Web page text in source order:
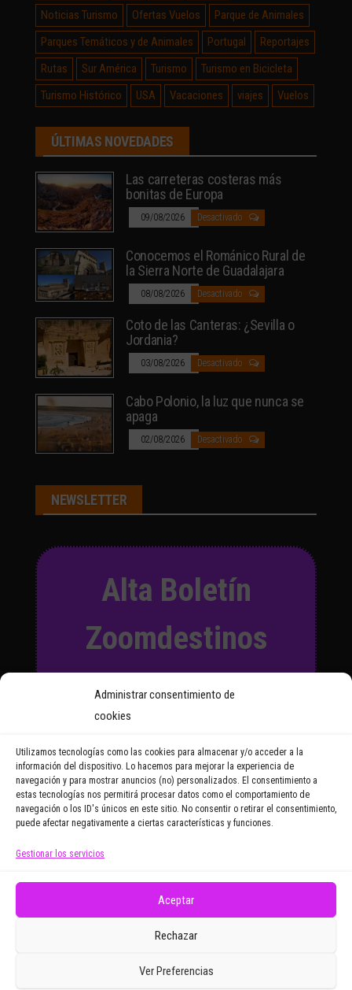
Administrar consentimiento de
cookies
Utilizamos tecnologías como las cookies para almacenar y/o acceder a la
información del dispositivo. Lo hacemos para mejorar la experiencia de
navegación y para mostrar anuncios (no) personalizados. El consentimiento a
estas tecnologías nos permitirá procesar datos como el comportamiento de
navegación o los ID's únicos en este sitio. No consentir o retirar el consentimiento,
puede afectar negativamente a ciertas características y funciones.
Gestionar los servicios
Aceptar
Rechazar
Ver Preferencias
Noticias Turismo
Ofertas Vuelos
Parque de Animales
Parques Temáticos y de Animales
Portugal
Reportajes
Rutas
Sur América Turismo
Turismo en Bicicleta
Turismo Histórico
USA Vacaciones viajes Vuelos
ÚLTIMAS NOVEDADES
Las carreteras costeras más
bonitas de Europa
09/08/2026 Desactivado
Conocemos el Románico Rural de
la Sierra Norte de Guadalajara
08/08/2026 Desactivado
Coto de las Canteras: ¿Sevilla o
Jordania?
03/08/2026 Desactivado
Cabo Polonio, la luz que nunca se
apaga
02/08/2026 Desactivado
NEWSLETTER
Alta Boletín
Zoomdestinos
y recibirás regularmente las
noticias y reportajes que
Email Address
electrónicos promocionales de Zoomdestinos.es